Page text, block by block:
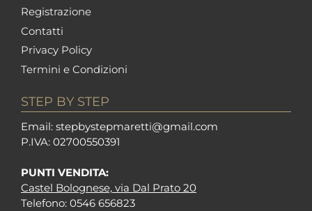
Registrazione
Contatti
Privacy Policy
Termini e Condizioni
STEP BY STEP
Email: stepbystepmaretti@gmail.com
P.IVA: 02700550391
PUNTI VENDITA:
Castel Bolognese, via Dal Prato 20
Telefono: 0546 656823